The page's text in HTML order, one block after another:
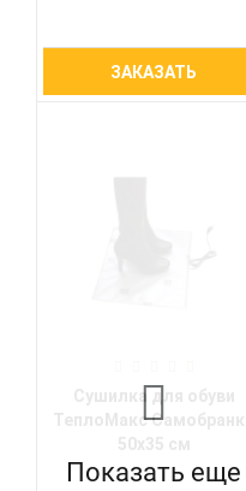
ЗАКАЗАТЬ
ТеплоМакс Самобранка
Показать еще